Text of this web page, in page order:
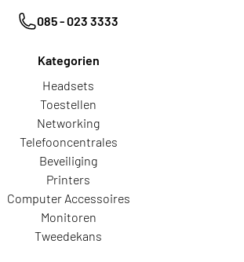
085 - 023 3333
Kategorien
Headsets
Toestellen
Networking
Telefooncentrales
Beveiliging
Printers
Computer Accessoires
Monitoren
Tweedekans